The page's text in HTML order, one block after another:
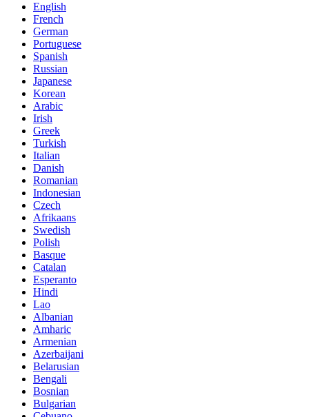
English
French
German
Portuguese
Spanish
Russian
Japanese
Korean
Arabic
Irish
Greek
Turkish
Italian
Danish
Romanian
Indonesian
Czech
Afrikaans
Swedish
Polish
Basque
Catalan
Esperanto
Hindi
Lao
Albanian
Amharic
Armenian
Azerbaijani
Belarusian
Bengali
Bosnian
Bulgarian